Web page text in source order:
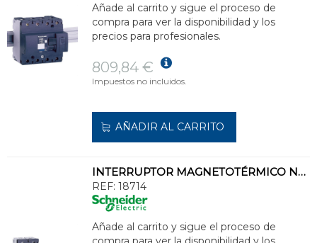
Añade al carrito y sigue el proceso de
compra para ver la disponibilidad y los
precios para profesionales.
809,84 €
Impuestos no incluidos.
AÑADIR AL CARRITO
INTERRUPTOR MAGNETOTÉRMICO NG125H 2P 10A CURVA-C
REF: 18714
Añade al carrito y sigue el proceso de